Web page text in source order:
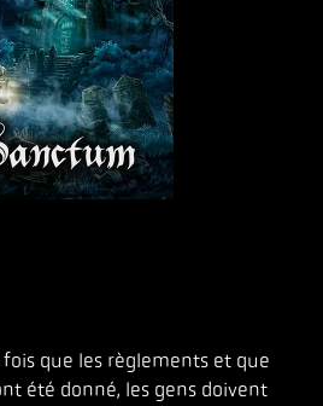
que les règlements et que
été donné, les gens doivent